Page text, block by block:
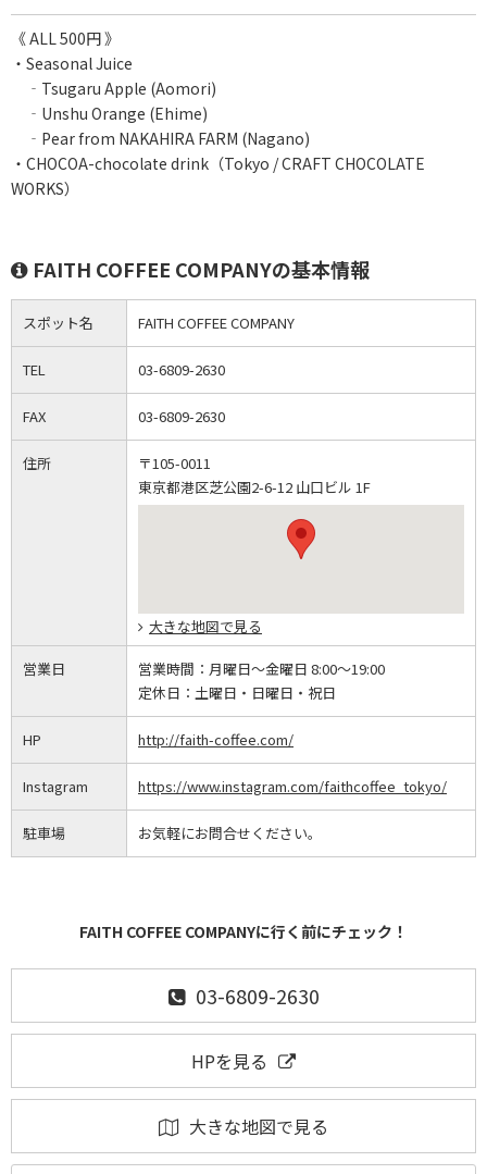
《 ALL 500円 》
・Seasonal Juice
‐Tsugaru Apple (Aomori)
‐Unshu Orange (Ehime)
‐Pear from NAKAHIRA FARM (Nagano)
・CHOCOA-chocolate drink（Tokyo / CRAFT CHOCOLATE
WORKS）
FAITH COFFEE COMPANYの基本情報
スポット名 FAITH COFFEE COMPANY
TEL 03-6809-2630
FAX 03-6809-2630
住所
〒105-0011
東京都港区芝公園2-6-12 山口ビル 1F
大きな地図で見る
営業日 営業時間： 月曜日～金曜日 8:00～19:00
定休日： 土曜日・日曜日・祝日
HP http://faith-coffee.com/
Instagram https://www.instagram.com/faithcoffee_tokyo/
駐車場 お気軽にお問合せください。
FAITH COFFEE COMPANYに行く前にチェック！
03-6809-2630
HPを見る
大きな地図で見る